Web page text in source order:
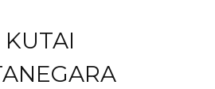
KUTAI